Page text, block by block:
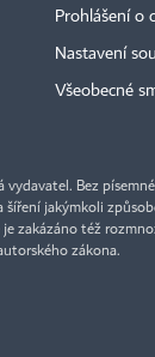
Prohlášení o
Nastavení
Všeobecné
vydavatel. Bez
šíření jakýmkoli
je zakázáno též
zákona.